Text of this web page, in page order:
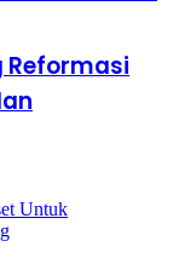
Reformasi